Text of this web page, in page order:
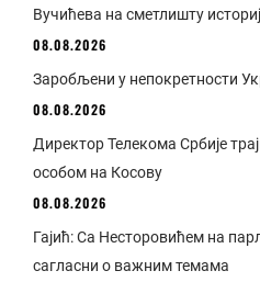
Вучићева на сметлишту
08.08.2026
Заробљени у непокретности
08.08.2026
Директор Телекома Србије
особом на Косову
08.08.2026
Гајић: Са Несторовићем на
сагласни о важним темама